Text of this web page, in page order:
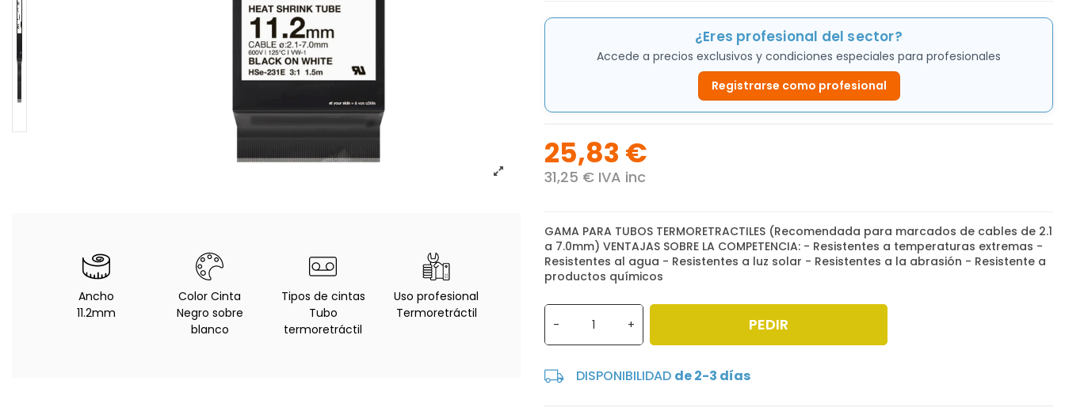
Ancho
11.2mm
Color Cinta
Negro sobre
blanco
Tipos de cintas
Tubo
termoretráctil
Uso profesional
Termoretráctil
¿Eres profesional del sector?
Accede a precios exclusivos y condiciones especiales para profesionales
Registrarse como profesional
25,83 €
31,25 € IVA inc
GAMA PARA TUBOS TERMORETRACTILES (Recomendada para marcados de cables de 2.1
a 7.0mm) VENTAJAS SOBRE LA COMPETENCIA: - Resistentes a temperaturas extremas -
Resistentes al agua - Resistentes a luz solar - Resistentes a la abrasión - Resistente a
productos químicos
- + PEDIR
DISPONIBILIDAD de 2-3 días